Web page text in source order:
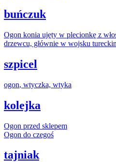
buńczuk
Ogon konia ujęty w plecionkę z
drzewcu, głównie w wojsku
szpicel
ogon, wtyczka, wtyka
kolejka
Ogon przed sklepem
Ogon do czegoś
tajniak